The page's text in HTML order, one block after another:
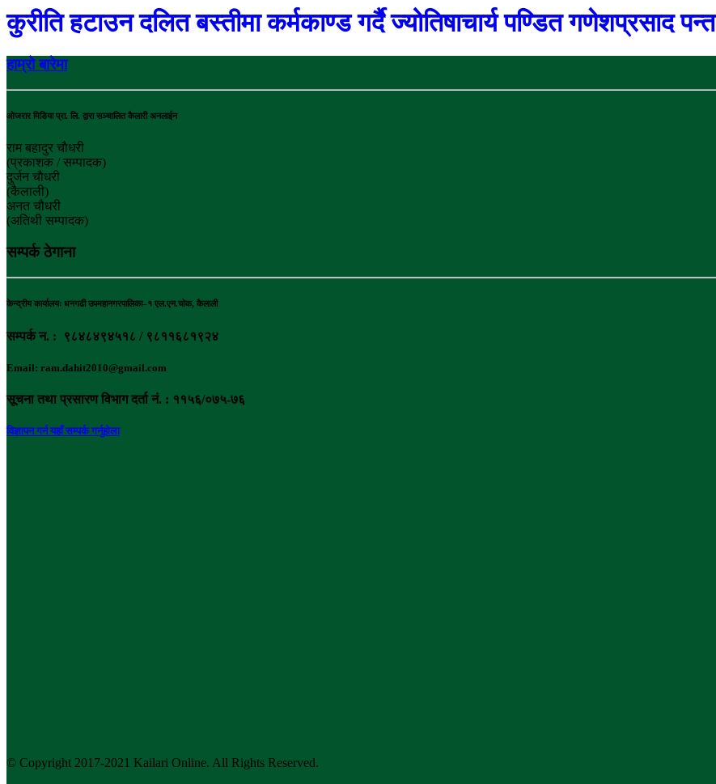
कुरीति हटाउन दलित बस्तीमा कर्मकाण्ड गर्दै ज्योतिषाचार्य पण्डित गणेशप्रसाद पन्त
हाम्रो बारेमा
ओजरार मिडिया प्रा. लि. द्वारा सञ्चालित कैलारी अनलाईन
राम बहादुर चाैधरी
(प्रकाशक / सम्पादक)
दुर्जन चाैधरी
(कैलाली)
अनत चौधरी
(अतिथी सम्पादक)
सम्पर्क ठेगाना
केन्द्रीय कार्यालयः धनगढी उपमहानगरपालिका–१ एल.एन.चोक, कैलाली
सम्पर्क न. : ९८४८४९४५१८ / ९८११६८१९२४
Email: ram.dahit2010@gmail.com
सूचना तथा प्रसारण विभाग दर्ता नं. : ११५६/०७५-७६
विज्ञापन गर्न यहाँ सम्पर्क गर्नुहोला
© Copyright 2017-2021 Kailari Online. All Rights Reserved.